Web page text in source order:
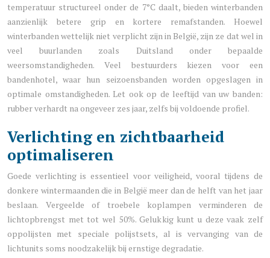
temperatuur structureel onder de 7°C daalt, bieden winterbanden
aanzienlijk betere grip en kortere remafstanden. Hoewel
winterbanden wettelijk niet verplicht zijn in België, zijn ze dat wel in
veel buurlanden zoals Duitsland onder bepaalde
weersomstandigheden. Veel bestuurders kiezen voor een
bandenhotel, waar hun seizoensbanden worden opgeslagen in
optimale omstandigheden. Let ook op de leeftijd van uw banden:
rubber verhardt na ongeveer zes jaar, zelfs bij voldoende profiel.
Verlichting en zichtbaarheid
optimaliseren
Goede verlichting is essentieel voor veiligheid, vooral tijdens de
donkere wintermaanden die in België meer dan de helft van het jaar
beslaan. Vergeelde of troebele koplampen verminderen de
lichtopbrengst met tot wel 50%. Gelukkig kunt u deze vaak zelf
oppolijsten met speciale polijstsets, al is vervanging van de
lichtunits soms noodzakelijk bij ernstige degradatie.